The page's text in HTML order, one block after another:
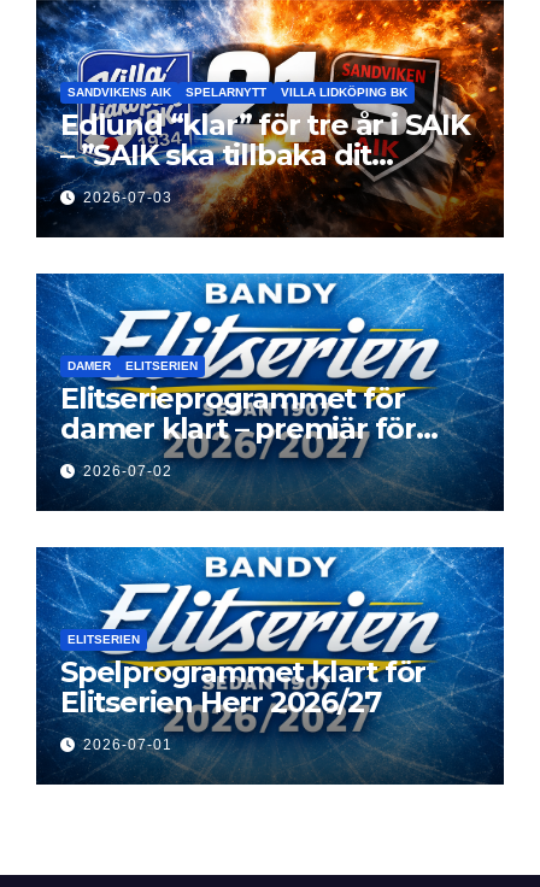
SANDVIKENS AIK SPELARNYTT VILLA LIDKÖPING BK
Edlund “klar” för tre år i SAIK
– ”SAIK ska tillbaka dit
klubben hör hemma”
2026-07-03
DAMER ELITSERIEN
Elitserieprogrammet för
damer klart – premiär för
Next Level
2026-07-02
ELITSERIEN
Spelprogrammet klart för
Elitserien Herr 2026/27
2026-07-01